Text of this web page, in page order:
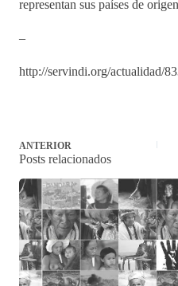
representan sus países de
–
http://servindi.org/actualidad/
ANTERIOR
Posts relacionados